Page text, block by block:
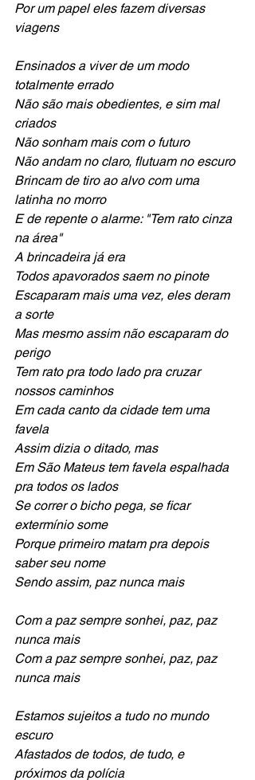
Por um papel eles fazem diversas
viagens
Ensinados a viver de um modo
totalmente errado
Não são mais obedientes, e sim mal
criados
Não sonham mais com o futuro
Não andam no claro, flutuam no escuro
Brincam de tiro ao alvo com uma
latinha no morro
E de repente o alarme: "Tem rato cinza
na área"
A brincadeira já era
Todos apavorados saem no pinote
Escaparam mais uma vez, eles deram
a sorte
Mas mesmo assim não escaparam do
perigo
Tem rato pra todo lado pra cruzar
nossos caminhos
Em cada canto da cidade tem uma
favela
Assim dizia o ditado, mas
Em São Mateus tem favela espalhada
pra todos os lados
Se correr o bicho pega, se ficar
extermínio some
Porque primeiro matam pra depois
saber seu nome
Sendo assim, paz nunca mais
Com a paz sempre sonhei, paz, paz
nunca mais
Com a paz sempre sonhei, paz, paz
nunca mais
Estamos sujeitos a tudo no mundo
escuro
Afastados de todos, de tudo, e
próximos da polícia